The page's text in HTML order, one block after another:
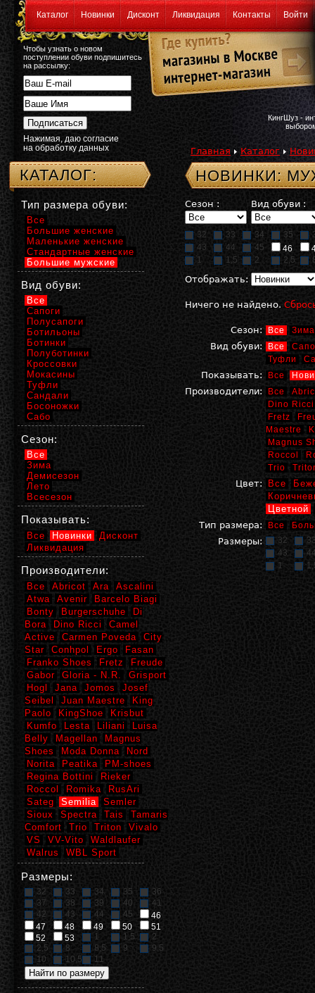
Каталог Новинки Дисконт Ликвидация Контакты Войти
Чтобы узнать о новом
поступлении обуви подпишитесь
на рассылку:
Нажимая, даю согласие
на обработку данных
КингШуз -
Главная Каталог
НОВИНКИ:
Сезон : Вид обуви :
32 33 34 35
43
44 45 46
1
1,5 2 2,5
Отображать:
Ничего не найдено.
Сезон: Все Зима
Вид обуви: Все
Туфли
Показывать: Все
Производители: Все
Dino Ricci
Fretz
Maestre
Magnus
Roccol
Trio
Цвет: Все
Цветной
Тип размера:
Все
Размеры: 32
43
1
КАТАЛОГ:
Тип размера обуви:
Все
Большие женские
Маленькие женские
Стандартные женские
Большие мужские
Вид обуви:
Все
Сапоги
Полусапоги
Ботильоны
Ботинки
Полуботинки
Кроссовки
Мокасины
Туфли
Сандали
Босоножки
Сабо
Сезон:
Все
Зима
Демисезон
Лето
Всесезон
Показывать:
Все Новинки
Дисконт
Ликвидация
Производители:
Все Abricot Ara
Ascalini
Atwa
Avenir
Barcelo Biagi
Bonty
Burgerschuhe
Di
Bora
Dino Ricci
Camel
Active
Carmen Poveda
City
Star
Conhpol Ergo
Fasan
Franko Shoes
Fretz
Freude
Gabor
Gloria - N.R.
Grisport
Hogl
Jana Jomos
Josef
Seibel
Juan Maestre
King
Paolo
KingShoe
Krisbut
Kumfo
Lesta Liliani
Luisa
Belly
Magellan
Magnus
Shoes
Moda Donna
Nord
Norita
Peatika
PM-shoes
Regina Bottini
Rieker
Roccol
Romika
RusAri
Sateg
Semilia
Semler
Sioux
Spectra Tais
Tamaris
Comfort
Trio Triton
Vivalo
VS
VV-Vito
Waldlaufer
Walrus
WBL Sport
Размеры:
32 33 34 35
36
37
38 39 40
41
42
43 44 45
46
47
48 49 50
51
52
53 1 1,5
2
2,5
8 8,5 9
9,5
10
10,5 11